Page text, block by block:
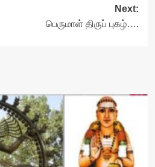
Next:
பெருமாள் திருப் புகழ்….